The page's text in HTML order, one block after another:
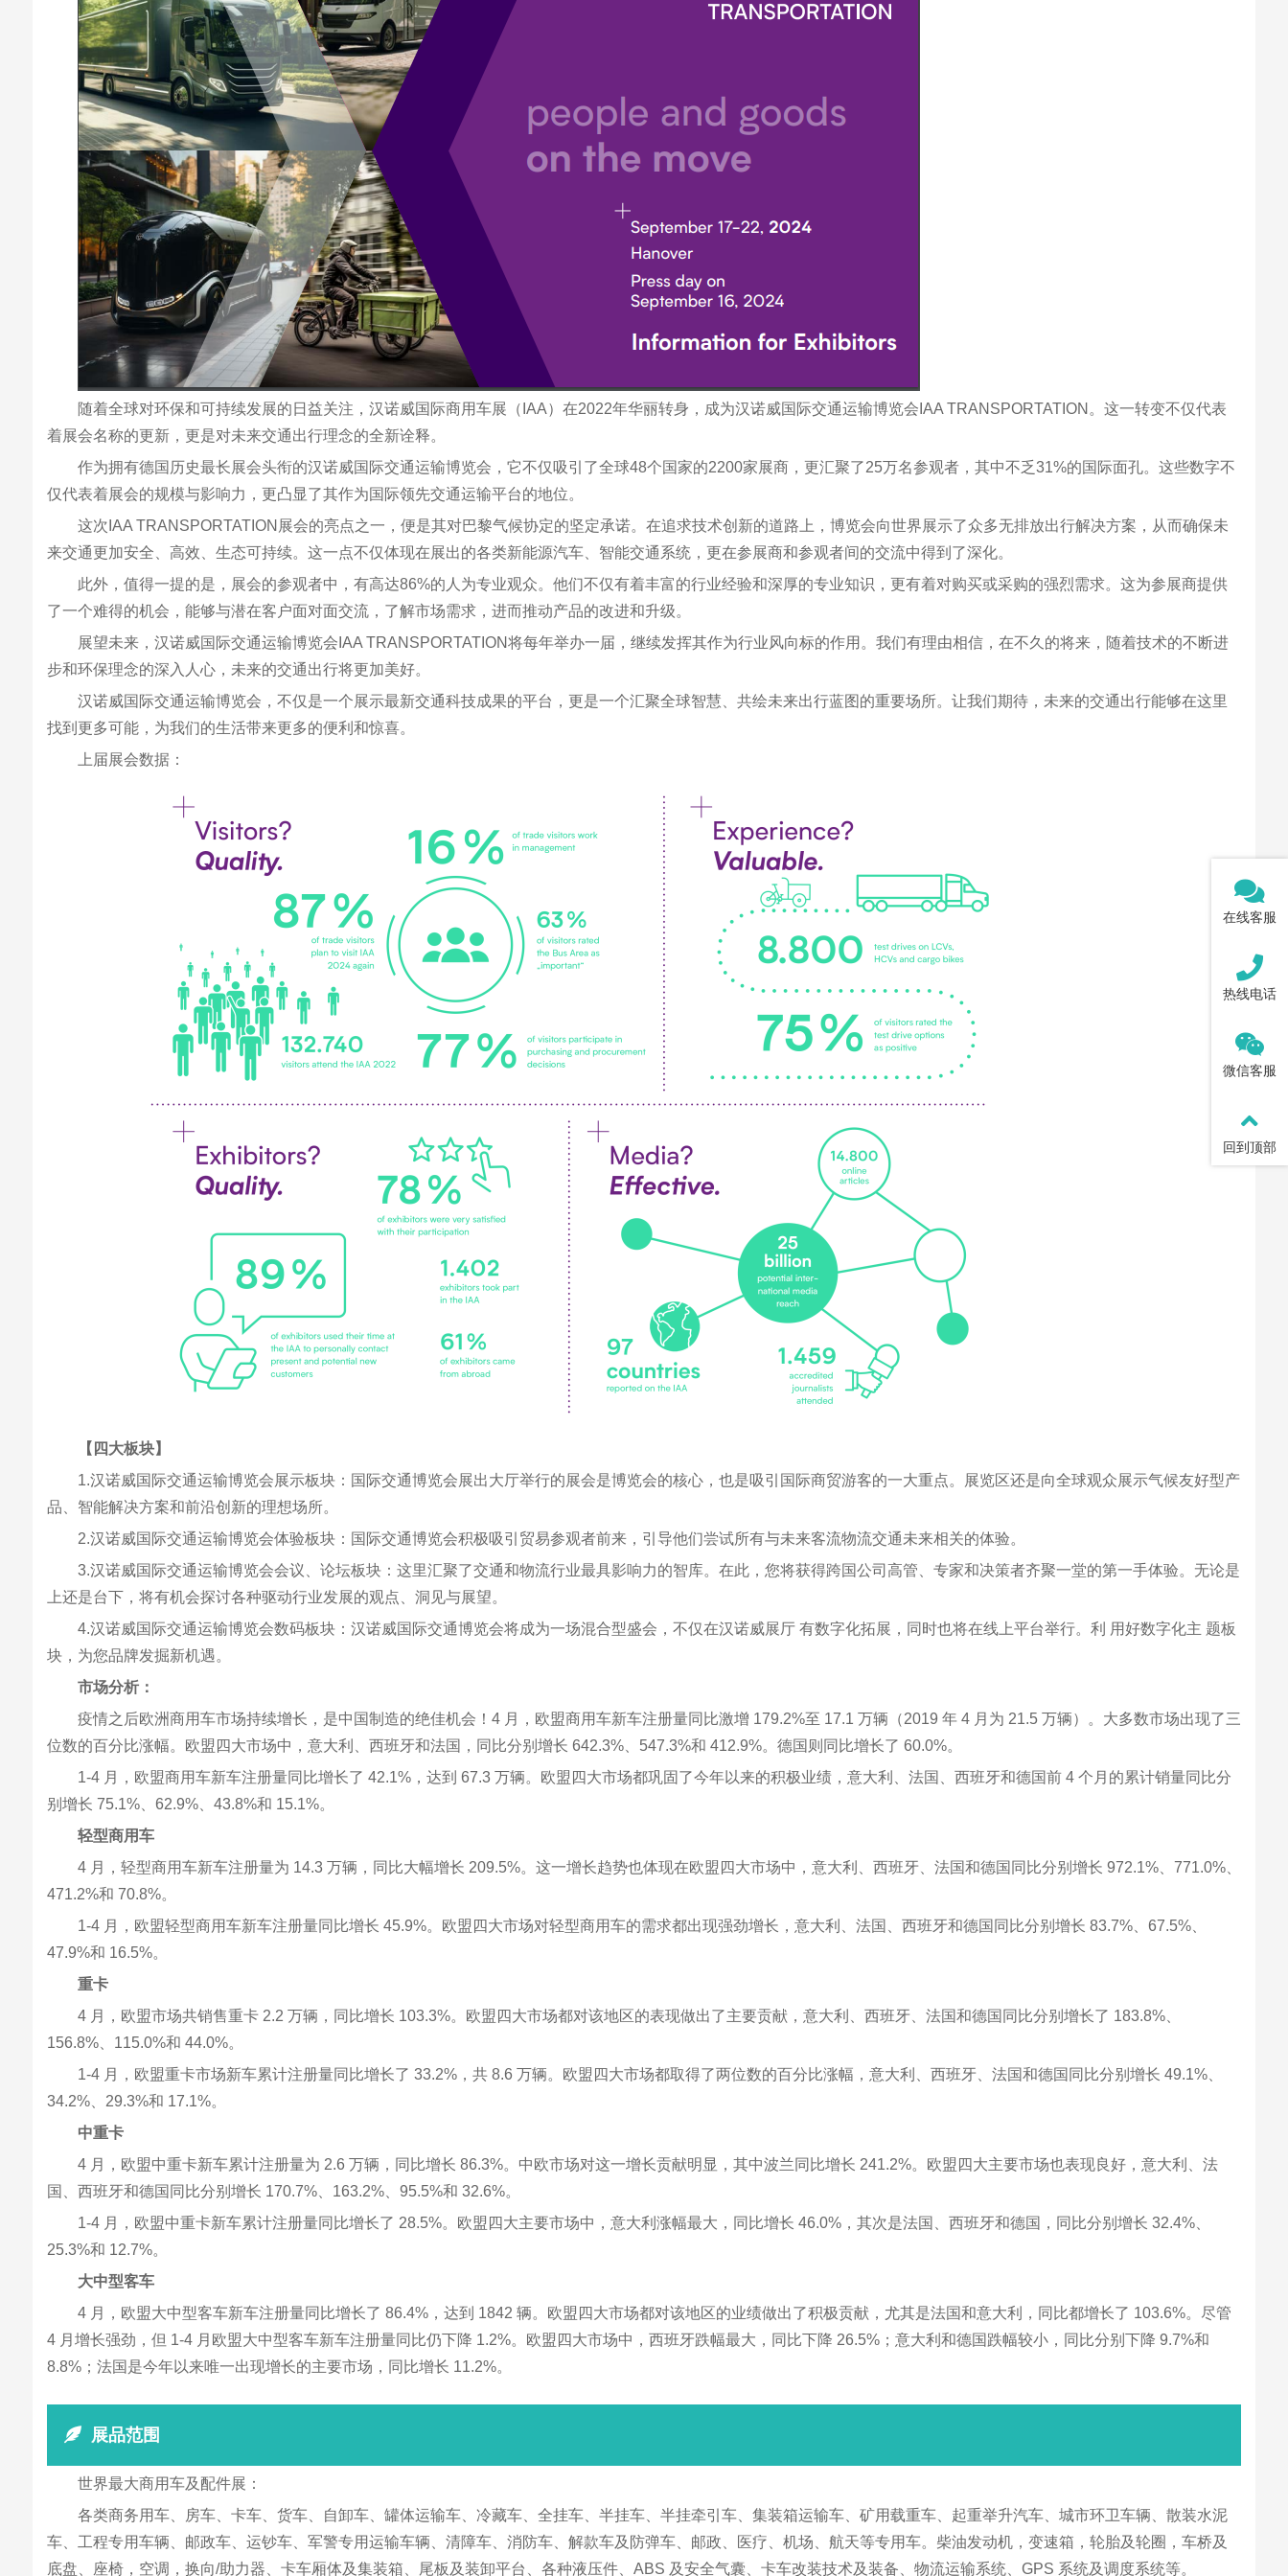
随着全球对环保和可持续发展的日益关注，汉诺威国际商用车展（IAA）在2022年华丽转身，成为汉诺威国际交通运输博览会IAA TRANSPORTATION。这一转变不仅代表
着展会名称的更新，更是对未来交通出行理念的全新诠释。
作为拥有德国历史最长展会头衔的汉诺威国际交通运输博览会，它不仅吸引了全球48个国家的2200家展商，更汇聚了25万名参观者，其中不乏31%的国际面孔。这些数字不
仅代表着展会的规模与影响力，更凸显了其作为国际领先交通运输平台的地位。
这次IAA TRANSPORTATION展会的亮点之一，便是其对巴黎气候协定的坚定承诺。在追求技术创新的道路上，博览会向世界展示了众多无排放出行解决方案，从而确保未
来交通更加安全、高效、生态可持续。这一点不仅体现在展出的各类新能源汽车、智能交通系统，更在参展商和参观者间的交流中得到了深化。
此外，值得一提的是，展会的参观者中，有高达86%的人为专业观众。他们不仅有着丰富的行业经验和深厚的专业知识，更有着对购买或采购的强烈需求。这为参展商提供
了一个难得的机会，能够与潜在客户面对面交流，了解市场需求，进而推动产品的改进和升级。
展望未来，汉诺威国际交通运输博览会IAA TRANSPORTATION将每年举办一届，继续发挥其作为行业风向标的作用。我们有理由相信，在不久的将来，随着技术的不断进
步和环保理念的深入人心，未来的交通出行将更加美好。
汉诺威国际交通运输博览会，不仅是一个展示最新交通科技成果的平台，更是一个汇聚全球智慧、共绘未来出行蓝图的重要场所。让我们期待，未来的交通出行能够在这里
找到更多可能，为我们的生活带来更多的便利和惊喜。
上届展会数据：
【四大板块】
1.汉诺威国际交通运输博览会展示板块：国际交通博览会展出大厅举行的展会是博览会的核心，也是吸引国际商贸游客的一大重点。展览区还是向全球观众展示气候友好型产
品、智能解决方案和前沿创新的理想场所。
2.汉诺威国际交通运输博览会体验板块：国际交通博览会积极吸引贸易参观者前来，引导他们尝试所有与未来客流物流交通未来相关的体验。
3.汉诺威国际交通运输博览会会议、论坛板块：这里汇聚了交通和物流行业最具影响力的智库。在此，您将获得跨国公司高管、专家和决策者齐聚一堂的第一手体验。无论是
上还是台下，将有机会探讨各种驱动行业发展的观点、洞见与展望。
4.汉诺威国际交通运输博览会数码板块：汉诺威国际交通博览会将成为一场混合型盛会，不仅在汉诺威展厅 有数字化拓展，同时也将在线上平台举行。利 用好数字化主 题板
块，为您品牌发掘新机遇。
市场分析：
疫情之后欧洲商用车市场持续增长，是中国制造的绝佳机会！4 月，欧盟商用车新车注册量同比激增 179.2%至 17.1 万辆（2019 年 4 月为 21.5 万辆）。大多数市场出现了三
位数的百分比涨幅。欧盟四大市场中，意大利、西班牙和法国，同比分别增长 642.3%、547.3%和 412.9%。德国则同比增长了 60.0%。
1-4 月，欧盟商用车新车注册量同比增长了 42.1%，达到 67.3 万辆。欧盟四大市场都巩固了今年以来的积极业绩，意大利、法国、西班牙和德国前 4 个月的累计销量同比分
别增长 75.1%、62.9%、43.8%和 15.1%。
轻型商用车
4 月，轻型商用车新车注册量为 14.3 万辆，同比大幅增长 209.5%。这一增长趋势也体现在欧盟四大市场中，意大利、西班牙、法国和德国同比分别增长 972.1%、771.0%、
471.2%和 70.8%。
1-4 月，欧盟轻型商用车新车注册量同比增长 45.9%。欧盟四大市场对轻型商用车的需求都出现强劲增长，意大利、法国、西班牙和德国同比分别增长 83.7%、67.5%、
47.9%和 16.5%。
重卡
4 月，欧盟市场共销售重卡 2.2 万辆，同比增长 103.3%。欧盟四大市场都对该地区的表现做出了主要贡献，意大利、西班牙、法国和德国同比分别增长了 183.8%、
156.8%、115.0%和 44.0%。
1-4 月，欧盟重卡市场新车累计注册量同比增长了 33.2%，共 8.6 万辆。欧盟四大市场都取得了两位数的百分比涨幅，意大利、西班牙、法国和德国同比分别增长 49.1%、
34.2%、29.3%和 17.1%。
中重卡
4 月，欧盟中重卡新车累计注册量为 2.6 万辆，同比增长 86.3%。中欧市场对这一增长贡献明显，其中波兰同比增长 241.2%。欧盟四大主要市场也表现良好，意大利、法
国、西班牙和德国同比分别增长 170.7%、163.2%、95.5%和 32.6%。
1-4 月，欧盟中重卡新车累计注册量同比增长了 28.5%。欧盟四大主要市场中，意大利涨幅最大，同比增长 46.0%，其次是法国、西班牙和德国，同比分别增长 32.4%、
25.3%和 12.7%。
大中型客车
4 月，欧盟大中型客车新车注册量同比增长了 86.4%，达到 1842 辆。欧盟四大市场都对该地区的业绩做出了积极贡献，尤其是法国和意大利，同比都增长了 103.6%。尽管
4 月增长强劲，但 1-4 月欧盟大中型客车新车注册量同比仍下降 1.2%。欧盟四大市场中，西班牙跌幅最大，同比下降 26.5%；意大利和德国跌幅较小，同比分别下降 9.7%和
8.8%；法国是今年以来唯一出现增长的主要市场，同比增长 11.2%。
展品范围
世界最大商用车及配件展：
各类商务用车、房车、卡车、货车、自卸车、罐体运输车、冷藏车、全挂车、半挂车、半挂牵引车、集装箱运输车、矿用载重车、起重举升汽车、城市环卫车辆、散装水泥
车、工程专用车辆、邮政车、运钞车、军警专用运输车辆、清障车、消防车、解款车及防弹车、邮政、医疗、机场、航天等专用车。柴油发动机，变速箱，轮胎及轮圈，车桥及
底盘、座椅，空调，换向/助力器、卡车厢体及集装箱、尾板及装卸平台、各种液压件、ABS 及安全气囊、卡车改装技术及装备、物流运输系统、GPS 系统及调度系统等。
在线客服
热线电话
微信客服
回到顶部